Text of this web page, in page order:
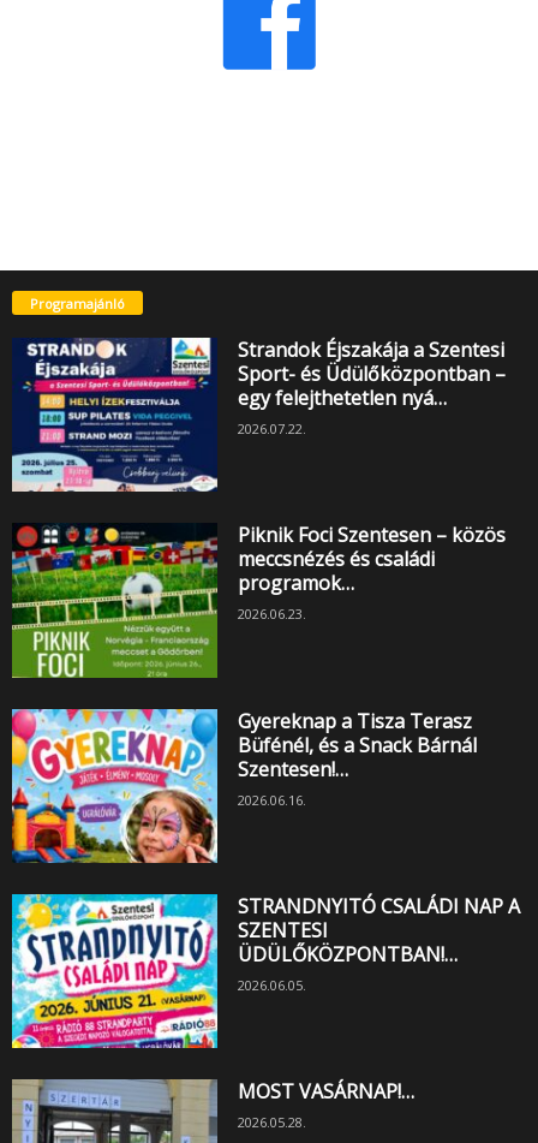
Programajánló
Strandok Éjszakája a Szentesi
Sport- és Üdülőközpontban –
egy felejthetetlen nyá…
2026.07.22.
Piknik Foci Szentesen – közös
meccsnézés és családi
programok…
2026.06.23.
Gyereknap a Tisza Terasz
Büfénél, és a Snack Bárnál
Szentesen!…
2026.06.16.
STRANDNYITÓ CSALÁDI NAP A
SZENTESI
ÜDÜLŐKÖZPONTBAN!…
2026.06.05.
MOST VASÁRNAP!…
2026.05.28.